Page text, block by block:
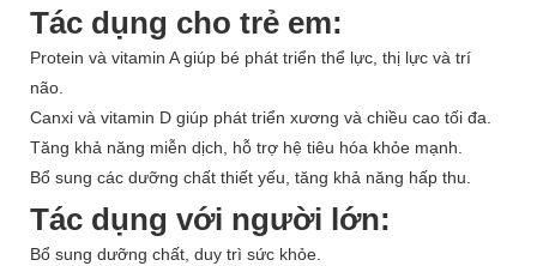
Tác dụng cho trẻ em:
Protein và vitamin A giúp bé phát triển thể lực, thị lực và trí
não.
Canxi và vitamin D giúp phát triển xương và chiều cao tối đa.
Tăng khả năng miễn dịch, hỗ trợ hệ tiêu hóa khỏe mạnh.
Bổ sung các dưỡng chất thiết yếu, tăng khả năng hấp thu.
Tác dụng với người lớn:
Bổ sung dưỡng chất, duy trì sức khỏe.